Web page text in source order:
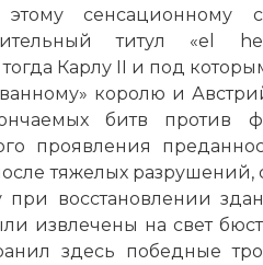
этому сенсационному
титул «el
Карлу II и под
королю и
битв против
проявления
тяжелых
при восстановлении
извлечены на свет
здесь победные